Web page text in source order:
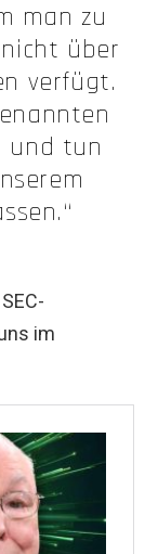
man zu
über
verfügt.
und tun
im